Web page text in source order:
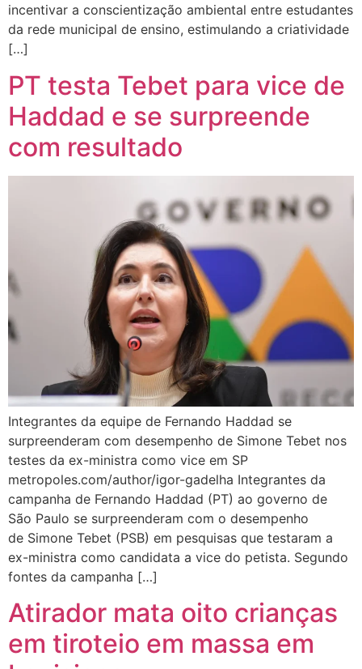
incentivar a conscientização ambiental entre estudantes
da rede municipal de ensino, estimulando a criatividade
[…]
PT testa Tebet para vice de
Haddad e se surpreende
com resultado
Integrantes da equipe de Fernando Haddad se
surpreenderam com desempenho de Simone Tebet nos
testes da ex-ministra como vice em SP
metropoles.com/author/igor-gadelha Integrantes da
campanha de Fernando Haddad (PT) ao governo de
São Paulo se surpreenderam com o desempenho
de Simone Tebet (PSB) em pesquisas que testaram a
ex-ministra como candidata a vice do petista. Segundo
fontes da campanha […]
Atirador mata oito crianças
em tiroteio em massa em